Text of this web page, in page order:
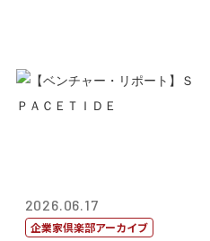
2026.06.17
企業家倶楽部アーカイブ